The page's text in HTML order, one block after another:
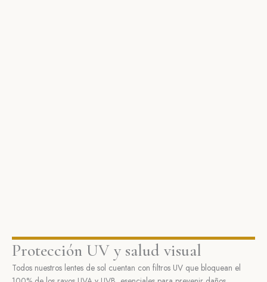
Protección UV y salud visual
Todos nuestros lentes de sol cuentan con filtros UV que bloquean el